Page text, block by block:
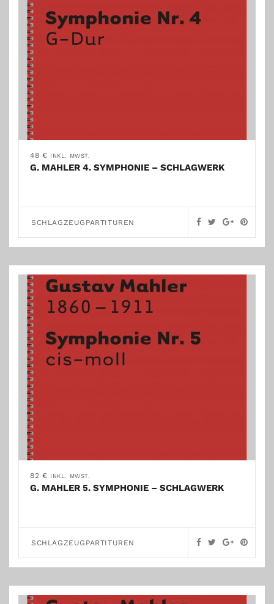
48 € INKL. MWST.
G. MAHLER 4. SYMPHONIE – SCHLAGWERK
SCHLAGZEUGPARTITUREN
82 € INKL. MWST.
G. MAHLER 5. SYMPHONIE – SCHLAGWERK
SCHLAGZEUGPARTITUREN